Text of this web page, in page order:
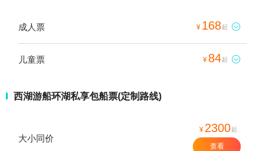
成人票 ¥ 168起 
儿童票 ¥ 84起 
西湖游船环湖私享包船票(定制路线)
大小同价
¥ 2300起
查看